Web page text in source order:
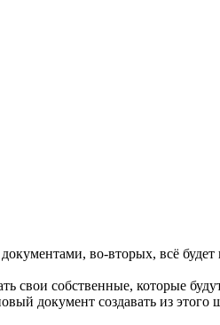
во-вторых, всё
свои собственные, которые
документ создавать из этого